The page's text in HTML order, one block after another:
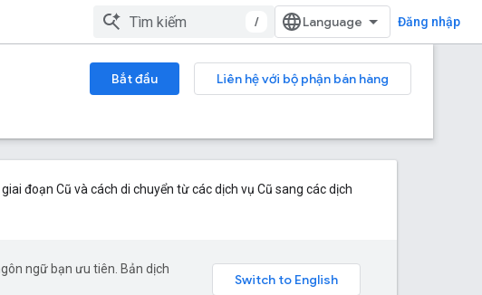
/ Đăng nhập
Bắt đầu
Liên hệ với bộ phận bán hàng
đoạn Cũ và cách di chuyển từ các dịch vụ Cũ sang các dịch
ngữ bạn ưu tiên. Bản dịch